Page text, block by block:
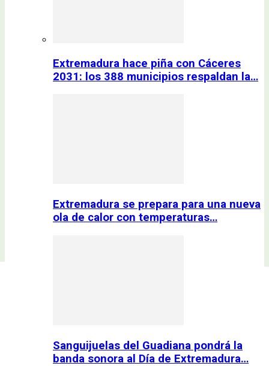
Extremadura hace piña con Cáceres
2031: los 388 municipios respaldan la…
Extremadura se prepara para una nueva
ola de calor con temperaturas…
Sanguijuelas del Guadiana pondrá la
banda sonora al Día de Extremadura…